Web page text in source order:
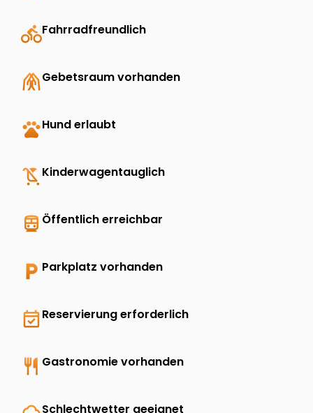
directions_bikeFahrradfreundlich
folded_handsGebetsraum vorhanden
petsHund erlaubt
child_friendly Kinderwagentauglich
directions_transit Öffentlich erreichbar
local_parking Parkplatz vorhanden
event_availableReservierung erforderlich
restaurant Gastronomie vorhanden
Schlechtwetter geeignet